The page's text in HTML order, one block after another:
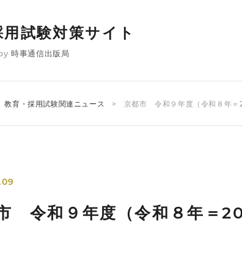
試験対策サイト
時事通信出版局
教育・採用試験関連ニュース 京都市 令和９年度（令和８年＝
令和９年度（令和８年＝